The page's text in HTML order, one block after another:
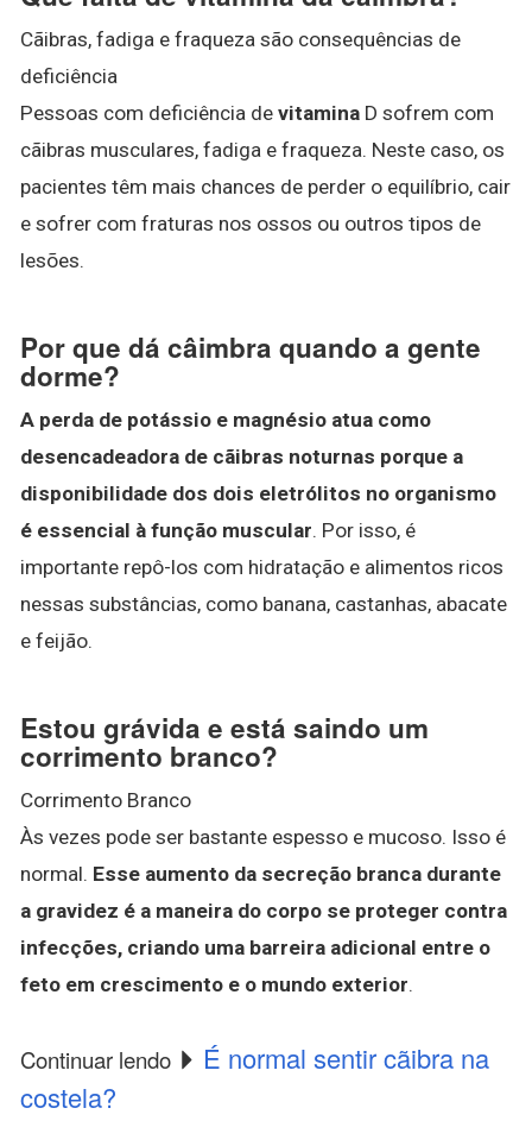
Cãibras, fadiga e fraqueza são consequências de
deficiência
Pessoas com deficiência de vitamina D sofrem com
cãibras musculares, fadiga e fraqueza. Neste caso, os
pacientes têm mais chances de perder o equilíbrio, cair
e sofrer com fraturas nos ossos ou outros tipos de
lesões.
Por que dá câimbra quando a gente
dorme?
A perda de potássio e magnésio atua como
desencadeadora de cãibras noturnas porque a
disponibilidade dos dois eletrólitos no organismo
é essencial à função muscular. Por isso, é
importante repô-los com hidratação e alimentos ricos
nessas substâncias, como banana, castanhas, abacate
e feijão.
Estou grávida e está saindo um
corrimento branco?
Corrimento Branco
Às vezes pode ser bastante espesso e mucoso. Isso é
normal. Esse aumento da secreção branca durante
a gravidez é a maneira do corpo se proteger contra
infecções, criando uma barreira adicional entre o
feto em crescimento e o mundo exterior.
Continuar lendo
É normal sentir cãibra na
costela?